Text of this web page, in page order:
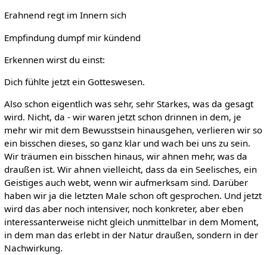
Erahnend regt im Innern sich
Empfindung dumpf mir kündend
Erkennen wirst du einst:
Dich fühlte jetzt ein Gotteswesen.
Also schon eigentlich was sehr, sehr Starkes, was da gesagt
wird. Nicht, da - wir waren jetzt schon drinnen in dem, je
mehr wir mit dem Bewusstsein hinausgehen, verlieren wir so
ein bisschen dieses, so ganz klar und wach bei uns zu sein.
Wir träumen ein bisschen hinaus, wir ahnen mehr, was da
draußen ist. Wir ahnen vielleicht, dass da ein Seelisches, ein
Geistiges auch webt, wenn wir aufmerksam sind. Darüber
haben wir ja die letzten Male schon oft gesprochen. Und jetzt
wird das aber noch intensiver, noch konkreter, aber eben
interessanterweise nicht gleich unmittelbar in dem Moment,
in dem man das erlebt in der Natur draußen, sondern in der
Nachwirkung.